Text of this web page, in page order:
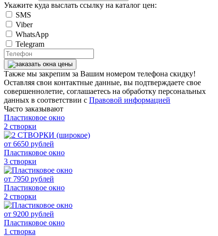
Укажите куда выслать ссылку на каталог цен:
SMS
Viber
WhatsApp
Telegram
Также мы закрепим за Вашим номером телефона скидку!
Оставляя свои контактные данные, вы подтверждаете свое
совершеннолетие, соглашаетесь на обработку персональных
данных в соответствии с Правовой информацией
Часто заказывают
Пластиковое окно
2 створки
от 6650 рублей
Пластиковое окно
3 створки
от 7950 рублей
Пластиковое окно
2 створки
от 9200 рублей
Пластиковое окно
1 створка